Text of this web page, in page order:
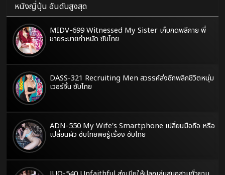
หนังญี่ปุ่น อันดับสูงสุด
MIDV-699 Witnessed My Sister เก็บกดพลีกาย พี่
ชายระบายกำหนัด ซับไทย
DASS-321 Recruiting Men สวรรค์ส่งซิกพลิกชีวิตหนุ่ม
เวอร์จิ้น ซับไทย
ADN-550 My Wife's Smartphone เปลี่ยนมือถือ หรือ
เปลี่ยนผัว ซับไทยพอรู้เรื่อง ซับไทย